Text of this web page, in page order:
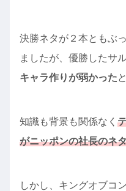
決勝ネタが２本ともぶ
ましたが、優勝したサ
キャラ作りが弱かった
知識も背景も関係なく
がニッポンの社長のネ
しかし、キングオブコ